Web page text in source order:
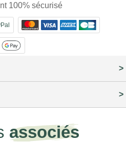
100% sécurisé
associés